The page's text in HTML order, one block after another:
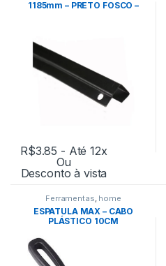
1185mm – PRETO FOSCO –
R$3.85 - Até 12x
Ou
Desconto à vista
Ferramentas, home
ESPATULA MAX – CABO
PLÁSTICO 10CM